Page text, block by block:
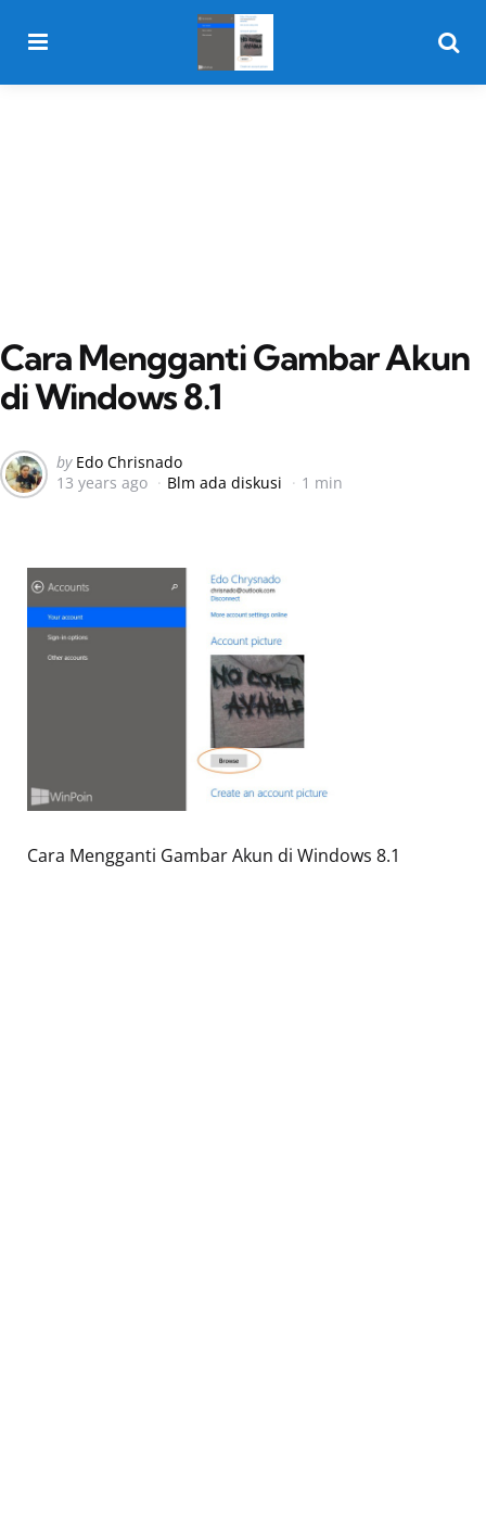
Cara Mengganti Gambar Akun
di Windows 8.1
Posted
by
by Edo Chrisnado
13 years ago
Blm ada diskusi 1 min
Cara Mengganti Gambar Akun di Windows 8.1